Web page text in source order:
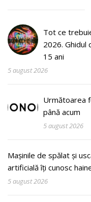
Tot ce
2026. Ghidul
15 ani
5 august 2026
Următoarea
până acum
5 august 2026
Mașinile de spălat și
artificială îți cunosc
5 august 2026